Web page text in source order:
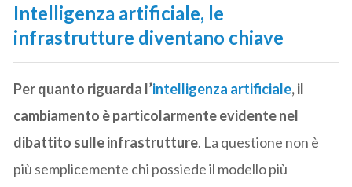
Intelligenza artificiale, le
infrastrutture diventano chiave
Per quanto riguarda l’intelligenza artificiale, il
cambiamento è particolarmente evidente nel
dibattito sulle infrastrutture. La questione non è
più semplicemente chi possiede il modello più